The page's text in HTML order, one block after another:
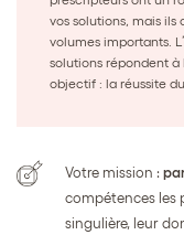
vos solutions, mais ils
volumes importants.
solutions répondent à
objectif : la réussite
Votre mission :
compétences les
singulière, leur